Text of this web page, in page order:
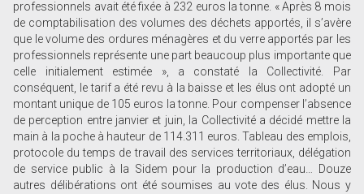
professionnels avait été fixée à 232 euros la tonne. « Après 8 mois
de comptabilisation des volumes des déchets apportés, il s’avère
que le volume des ordures ménagères et du verre apportés par les
professionnels représente une part beaucoup plus importante que
celle initialement estimée », a constaté la Collectivité. Par
conséquent, le tarif a été revu à la baisse et les élus ont adopté un
montant unique de 105 euros la tonne. Pour compenser l’absence
de perception entre janvier et juin, la Collectivité a décidé mettre la
main à la poche à hauteur de 114.311 euros. Tableau des emplois,
protocole du temps de travail des services territoriaux, délégation
de service public à la Sidem pour la production d’eau… Douze
autres délibérations ont été soumises au vote des élus. Nous y